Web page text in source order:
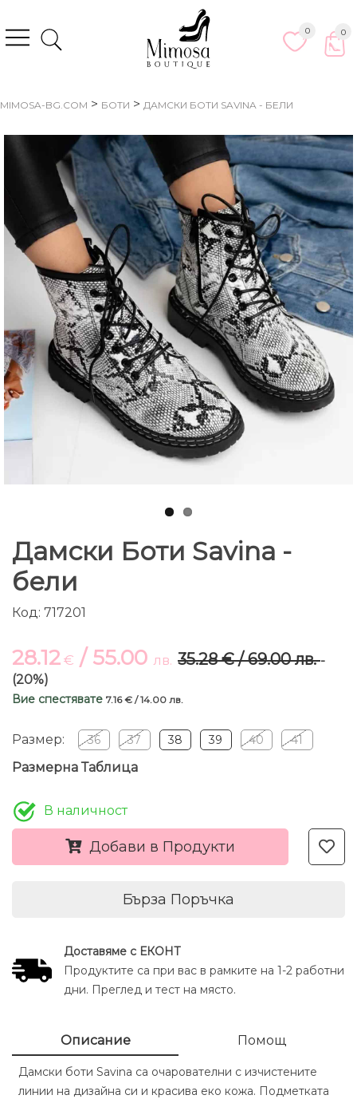
0
0
MIMOSA-BG.COM > БОТИ > ДАМСКИ БОТИ SAVINA - БЕЛИ
Дамски Боти Savina -
бели
Код: 717201
28.12 € / 55.00 лв. 35.28 € / 69.00 лв.-
(20%)
Вие спестявате 7.16 € / 14.00 лв.
Размер: 36 37 38 39 40 41
Размерна Таблица
В наличност
Добави в Продукти
Бърза Поръчка
Доставяме с ЕКОНТ
Продуктите са при вас в рамките на 1-2 работни
дни. Преглед и тест на място.
Описание Помощ
Дамски боти Savina са очарователни с изчистените
линии на дизайна си и красива еко кожа. Подметката